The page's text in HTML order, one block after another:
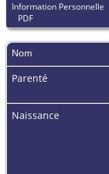
Information Personnelle
PDF
Nom
Parenté
Naissance